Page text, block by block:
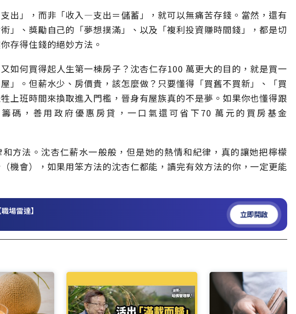
出」，而非「收入—支出＝儲蓄」，就可以無痛苦存錢。當然，還有
」、獎勵自己的「夢想撲滿」、以及「複利投資賺時間錢」，都是切
存得住錢的絕妙方法。
如何買得起人生第一棟房子？沈杏仁存100 萬更大的目的，就是買一
」。但薪水少、房價貴，該怎麼做？只要懂得「買舊不買新」、「買
上班時間來換取進入門檻，晉身有屋族真的不是夢。如果你也懂得跟
碼，善用政府優惠房貸，一口氣還可省下70 萬元的買房基金
方法。沈杏仁薪水一般般，但是她的熱情和紀律，真的讓她把檸檬
（機會），如果用笨方法的沈杏仁都能，讀完有效方法的你，一定更能
場雷達】 立即開啟